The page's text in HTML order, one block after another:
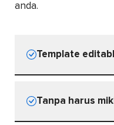
anda.
Template
Tanpa harus